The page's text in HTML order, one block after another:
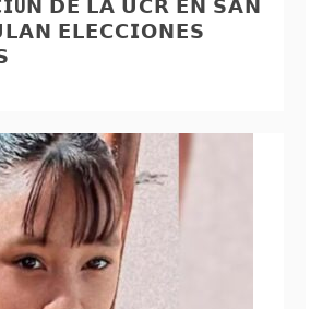
𝗘𝗟𝗘𝗖𝗖𝗜𝗢𝗡𝗘𝗦